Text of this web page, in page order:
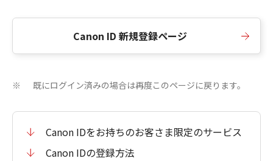
Canon ID 新規登録ページ
※ 既にログイン済みの場合は再度このページに戻ります。
Canon IDをお持ちのお客さま限定のサービス
Canon IDの登録方法